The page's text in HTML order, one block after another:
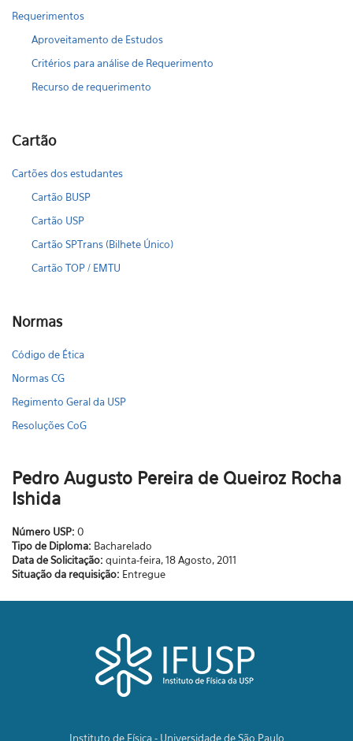
Requerimentos
Aproveitamento de Estudos
Critérios para análise de Requerimento
Recurso de requerimento
Cartão
Cartões dos estudantes
Cartão BUSP
Cartão USP
Cartão SPTrans (Bilhete Único)
Cartão TOP / EMTU
Normas
Código de Ética
Normas CG
Regimento Geral da USP
Resoluções CoG
Pedro Augusto Pereira de Queiroz Rocha
Ishida
Número USP: 0
Tipo de Diploma: Bacharelado
Data de Solicitação: quinta-feira, 18 Agosto, 2011
Situação da requisição: Entregue
Instituto de Física - Universidade de São Paulo